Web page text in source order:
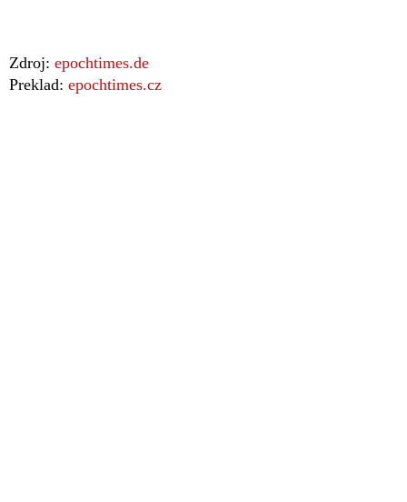
Zdroj: epochtimes.de
Preklad: epochtimes.cz